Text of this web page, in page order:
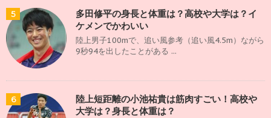
5
多田修平の身長と体重は？高校や大学は？イ
ケメンでかわいい
陸上男子100mで、追い風参考（追い風4.5m）ながら
9秒94を出したことがある ...
6
陸上短距離の小池祐貴は筋肉すごい！高校や
大学は？身長と体重は？